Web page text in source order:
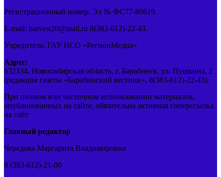
Регистрационный номер: Эл № ФС77-80619.
E-mail: barvest20@mail.ru 8(383-612)-22-43.
Учредитель: ГАУ НСО «РегионМедиа»
Адрес:
632334, Новосибирская область, г. Барабинск, ул. Пушкина, 2
(редакция газеты «Барабинский вестник», 8(383-612)-22-43).
При полном или частичном использовании материалов,
опубликованных на сайте, обязательна активная гиперссылка
на сайт
Главный редактор
Чередова Маргарита Владимировна
8 (383-612)-21-00